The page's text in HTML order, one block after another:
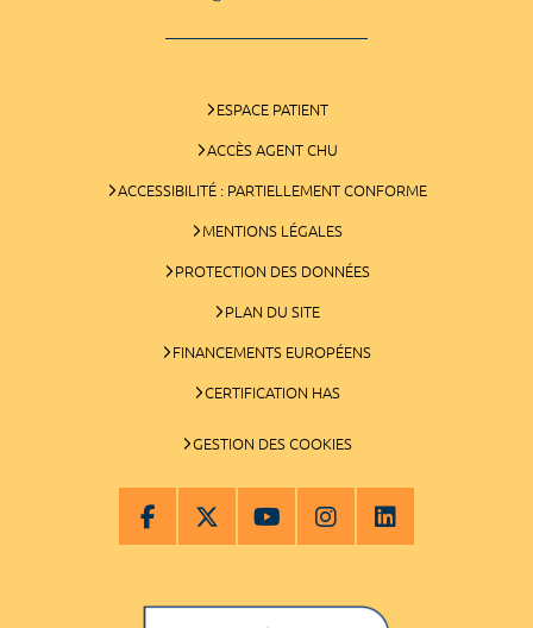
ESPACE PATIENT
ACCÈS AGENT CHU
ACCESSIBILITÉ : PARTIELLEMENT CONFORME
MENTIONS LÉGALES
PROTECTION DES DONNÉES
PLAN DU SITE
FINANCEMENTS EUROPÉENS
CERTIFICATION HAS
GESTION DES COOKIES